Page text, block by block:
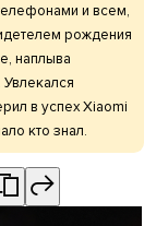
и всем,
рождения
наплыва
в успех Xiaomi
кто знал.